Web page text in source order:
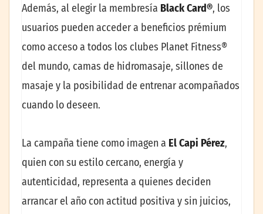
Además, al elegir la membresía Black Card®, los
usuarios pueden acceder a beneficios prémium
como acceso a todos los clubes Planet Fitness®
del mundo, camas de hidromasaje, sillones de
masaje y la posibilidad de entrenar acompañados
cuando lo deseen.
La campaña tiene como imagen a El Capi Pérez,
quien con su estilo cercano, energía y
autenticidad, representa a quienes deciden
arrancar el año con actitud positiva y sin juicios,